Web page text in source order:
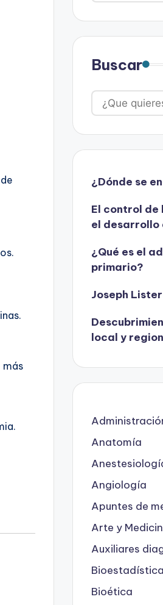
más
Buscar
¿Dónde se
El control
el desarrollo
¿Qué es el
primario?
Joseph Lister
local y
Anatomía
Angiología
Apuntes de
Arte y
Auxiliares
Bioestadística
Bioética